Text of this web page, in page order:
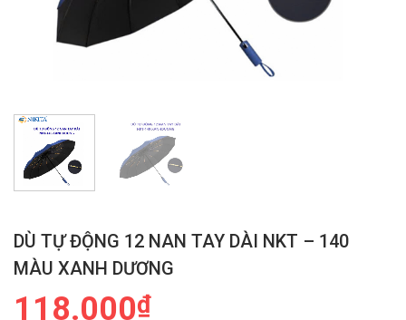
DÙ TỰ ĐỘNG 12 NAN TAY DÀI NKT – 140
MÀU XANH DƯƠNG
118.000₫